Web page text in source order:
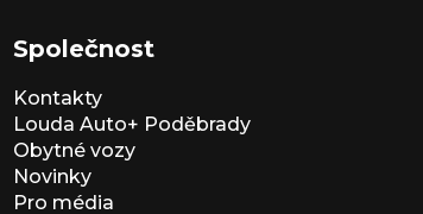
Společnost
Kontakty
Louda Auto+ Poděbrady
Obytné vozy
Novinky
Pro média